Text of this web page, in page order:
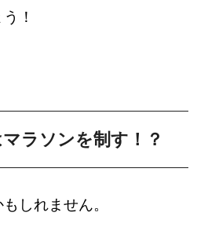
！
ラソンを制す！？
しれません。